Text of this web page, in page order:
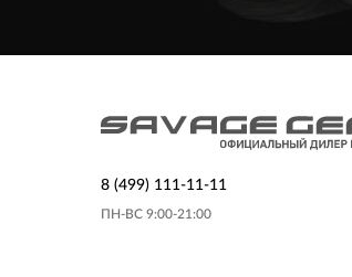
8 (499) 111-11-11
ПН-ВС 9:00-21:00